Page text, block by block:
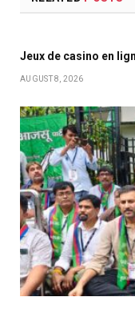
Jeux de casino en
AUGUST 8, 2026